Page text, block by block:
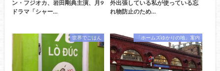
ン・フジオカ、岩田剛典主演、月9
ドラマ「シャー…
外出張している私が使っている忘
れ物防止のため…
世界でごはん 「ホームズゆかりの地」案内